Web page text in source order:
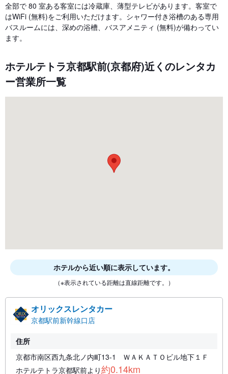
全部で 80 室ある客室には冷蔵庫、薄型テレビがあります。客室で
はWiFi (無料)をご利用いただけます。シャワー付き浴槽のある専用
バスルームには、深めの浴槽、バスアメニティ (無料)が備わってい
ます。
ホテルテトラ京都駅前(京都府)近くのレンタカ
ー営業所一覧
ホテルから近い順に表示しています。
（※表示されている距離は直線距離です。）
オリックスレンタカー
京都駅前新幹線口店
住所
京都市南区西九条北ノ内町13-1 ＷＡＫＡＴＯビル地下１Ｆ
ホテルテトラ京都駅前より約0.14km